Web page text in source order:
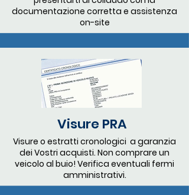
documentazione corretta e assistenza
on-site
Visure PRA
Visure o estratti cronologici a garanzia
dei Vostri acquisti. Non comprare un
veicolo al buio! Verifica eventuali fermi
amministrativi.